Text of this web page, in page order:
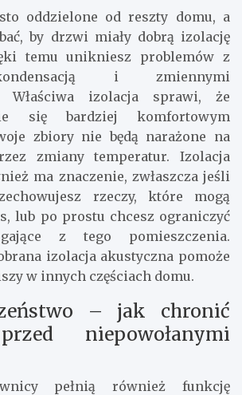
oddzielone od reszty domu, a
by drzwi miały dobrą izolację
temu unikniesz problemów z
i zmiennymi
Właściwa izolacja sprawi, że
się bardziej komfortowym
zbiory nie będą narażone na
zmiany temperatur. Izolacja
ma znaczenie, zwłaszcza jeśli
rzeczy, które mogą
lub po prostu chcesz ograniczyć
z tego pomieszczenia.
izolacja akustyczna pomoże
w innych częściach domu.
– jak chronić
niepowołanymi
pełnią również funkcję